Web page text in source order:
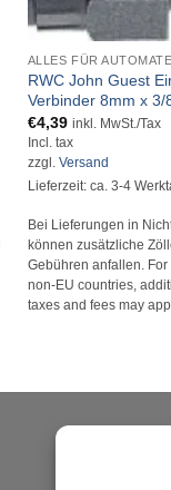
+
ALLES FÜR
RWC John Guest
Verbinder 8mm x 3/
€4,39 inkl. MwSt./Tax
Incl. tax
zzgl. Versand
Lieferzeit: ca. 3-4
Bei Lieferungen in
können zusätzliche
Gebühren anfallen.
non-EU countries,
taxes and fees may